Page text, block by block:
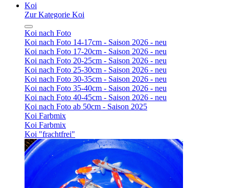
Koi
Zur Kategorie Koi
Koi nach Foto
Koi nach Foto 14-17cm - Saison 2026 - neu
Koi nach Foto 17-20cm - Saison 2026 - neu
Koi nach Foto 20-25cm - Saison 2026 - neu
Koi nach Foto 25-30cm - Saison 2026 - neu
Koi nach Foto 30-35cm - Saison 2026 - neu
Koi nach Foto 35-40cm - Saison 2026 - neu
Koi nach Foto 40-45cm - Saison 2026 - neu
Koi nach Foto ab 50cm - Saison 2025
Koi Farbmix
Koi Farbmix
Koi "frachtfrei"